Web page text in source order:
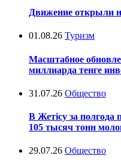
Движение открыли
01.08.26 Туризм
Масштабное
миллиарда тенге
31.07.26 Общество
В Жетісу за полгода
105 тысяч тонн
29.07.26 Общество